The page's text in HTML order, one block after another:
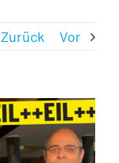
Zurück Vor